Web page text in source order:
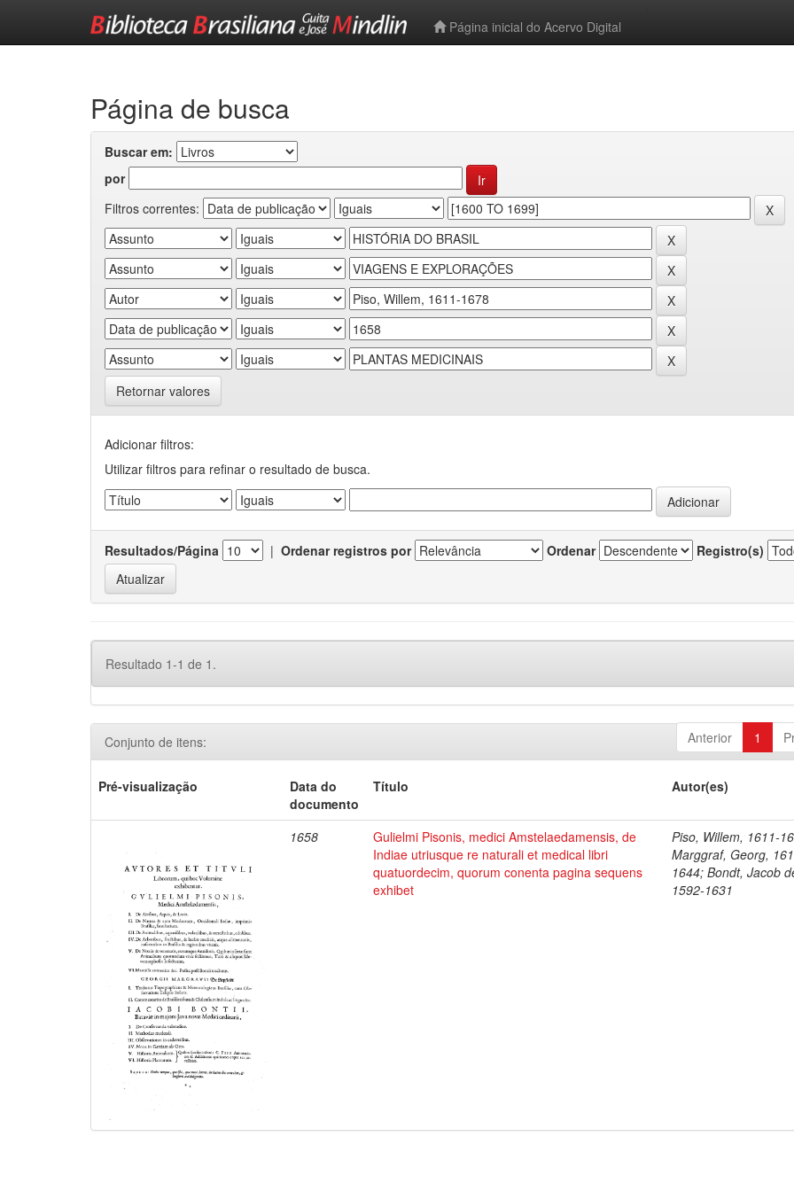
Página inicial do Acervo Digital
Página de busca
Buscar em:
por
Filtros correntes:
Retornar valores
Adicionar filtros:
Utilizar filtros para refinar o resultado de busca.
Resultados/Página | Ordenar registros por Ordenar Registro(s)
Resultado 1-1 de 1.
Anterior 1
Conjunto de itens:
Pré-visualização
Data do
documento
Título Autor(es)
1658
Gulielmi Pisonis, medici Amstelaedamensis, de
Indiae utriusque re naturali et medical libri
quatuordecim, quorum conenta pagina sequens
exhibet
Piso, Willem, 1611-
Marggraf, Georg,
1644; Bondt, Jacob
1592-1631